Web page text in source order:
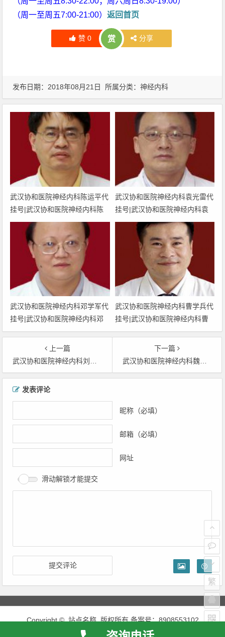
（周一至周五7:00-21:00）返回首页
赞 0 赏 分享
发布日期：2018年08月21日 所属分类：神经内科
武汉协和医院神经内科陈运平代
挂号|武汉协和医院神经内科陈
运平预约挂号|武汉协和医院神
经内科陈运平网上挂号|武汉协
和医院神经内科陈运平上班时间
武汉协和医院神经内科袁光雷代
挂号|武汉协和医院神经内科袁
光雷预约挂号|武汉协和医院神
经内科袁光雷网上挂号|武汉协
和医院神经内科袁光雷上班时间
武汉协和医院神经内科邓学军代
挂号|武汉协和医院神经内科邓
学军预约挂号|武汉协和医院神
经内科邓学军网上挂号|武汉协
和医院神经内科邓学军上班时间
武汉协和医院神经内科曹学兵代
挂号|武汉协和医院神经内科曹
学兵预约挂号|武汉协和医院神
经内科曹学兵网上挂号|武汉协
和医院神经内科曹学兵上班时间
上一篇
武汉协和医院神经内科刘昌勤代挂号|武汉协和医院神经内科刘昌勤胡波预约挂号|武汉协和医院神经内科刘昌勤网上挂号|武汉协和医院神经内科刘昌勤上班时间
下一篇
武汉协和医院神经内科魏桂荣代挂号|武汉协和医院神经内科魏桂荣预约挂号|武汉协和医院神经内科魏桂荣网上挂号|武汉协和医院神经内科魏桂荣上班时间
文章导航
发表评论
昵称（必填）
邮箱（必填）
网址
滑动解锁才能提交
Copyright © 站点名称 版权所有.备案号：8908553102
版权所有，翻版必究
繁